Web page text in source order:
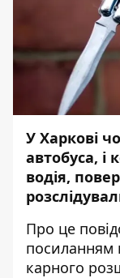
У Харкові
автобуса, і
водія,
Про це
посиланням
карного